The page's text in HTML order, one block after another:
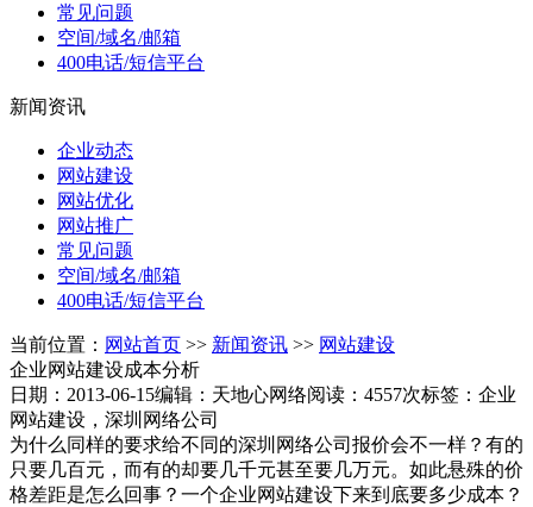
常见问题
空间/域名/邮箱
400电话/短信平台
新闻资讯
企业动态
网站建设
网站优化
网站推广
常见问题
空间/域名/邮箱
400电话/短信平台
当前位置： 网站首页 >> 新闻资讯 >> 网站建设
企业网站建设成本分析
日期：2013-06-15编辑：天地心网络阅读：4557次标签：企业
网站建设，深圳网络公司
为什么同样的要求给不同的深圳网络公司报价会不一样？有的
只要几百元，而有的却要几千元甚至要几万元。如此悬殊的价
格差距是怎么回事？一个企业网站建设下来到底要多少成本？